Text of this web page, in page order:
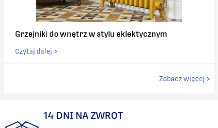
Grzejniki do wnętrz w stylu eklektycznym
Czytaj dalej >
Zobacz więcej >
14 DNI NA ZWROT